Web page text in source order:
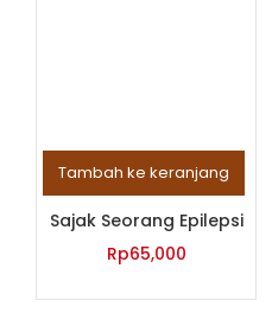
Tambah ke keranjang
Sajak Seorang Epilepsi
Rp65,000